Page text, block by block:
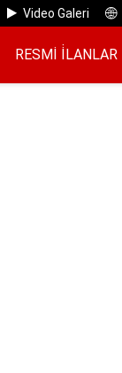
Video Galeri
RESMI İ̇LANLAR